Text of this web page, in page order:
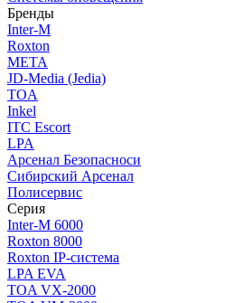
Бренды
Inter-M
Roxton
МЕТА
JD-Media (Jedia)
TOA
Inkel
ITC Escort
LPA
Арсенал Безопасноси
Сибирский Арсенал
Полисервис
Серия
Inter-M 6000
Roxton 8000
Roxton IP-система
LPA EVA
TOA VX-2000